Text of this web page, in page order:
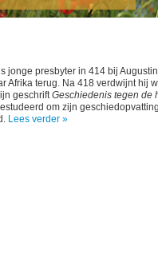
jonge presbyter in 414 bij
Afrika terug. Na 418 verdwijnt hij
geschriftGeschiedenis tegen de
om zijn
Lees verder »